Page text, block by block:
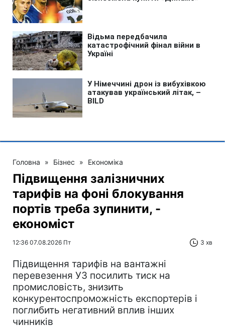
Головна » Бізнес » Економіка
Підвищення залізничних
тарифів на фоні блокування
портів треба зупинити, -
економіст
12:36 07.08.2026 Пт 3 хв
Підвищення тарифів на вантажні
перевезення УЗ посилить тиск на
промисловість, знизить
конкурентоспроможність експортерів і
поглибить негативний вплив інших
чинників